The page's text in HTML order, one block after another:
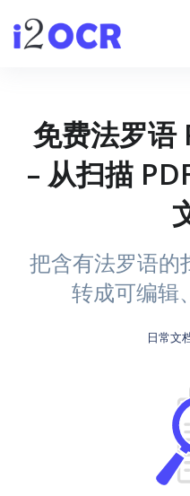
免费法罗语
– 从扫描
把含有法罗语的
转成可编辑
日常文